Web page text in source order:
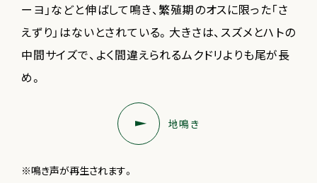
ーヨ」などと伸ばして鳴き、繁殖期のオスに限った「さ
えずり」はないとされている。大きさは、スズメとハトの
中間サイズで、よく間違えられるムクドリよりも尾が長
め。
地鳴き
※鳴き声が再生されます。